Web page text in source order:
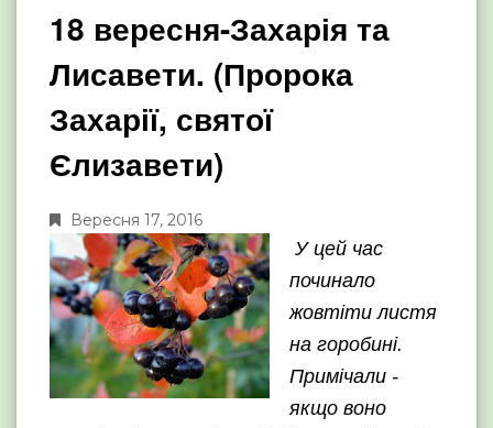
18 вересня-Захарія та
Лисавети. (Пророка
Захарії, святої
Єлизавети)
Вересня 17, 2016
У цей час
починало
жовтіти листя
на горобині.
Примічали -
якщо воно